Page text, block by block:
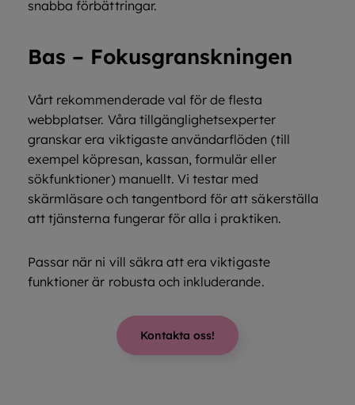
snabba förbättringar.
Bas – Fokusgranskningen
Vårt rekommenderade val för de flesta
webbplatser. Våra tillgänglighetsexperter
granskar era viktigaste användarflöden (till
exempel köpresan, kassan, formulär eller
sökfunktioner) manuellt. Vi testar med
skärmläsare och tangentbord för att säkerställa
att tjänsterna fungerar för alla i praktiken.
Passar när ni vill säkra att era viktigaste
funktioner är robusta och inkluderande.
Kontakta oss!